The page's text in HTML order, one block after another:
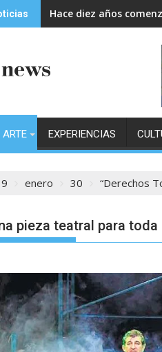
Hace diez años
ARTE EXPERIENCIAS
enero 30 “Derechos
pieza teatral para